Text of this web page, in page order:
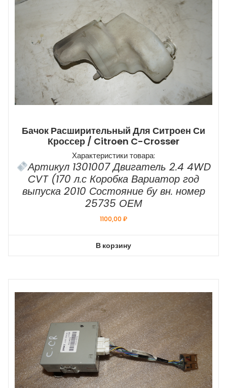
Бачок Расширительный Для Ситроен Си
Кроссер / Citroen C-Crosser
Характеристики товара:
Артикул 1301007 Двигатель 2.4 4WD
CVT (170 л.с Коробка Вариатор год
выпуска 2010 Состояние бу вн. номер
25735 ОЕМ
1100,00₽
В корзину